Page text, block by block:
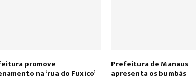
promove
na ‘rua do Fuxico’
Prefeitura de Manaus
apresenta os bumbás